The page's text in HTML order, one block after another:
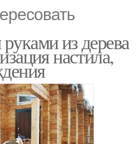
из дерева
настила,